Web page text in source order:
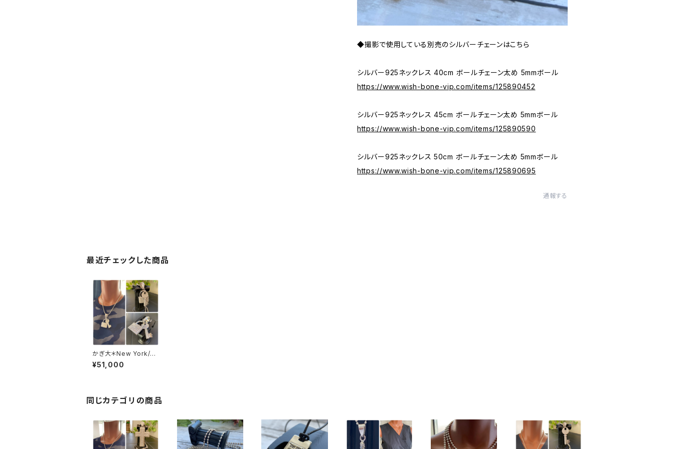
◆撮影で使用している別売のシルバーチェーンはこちら
シルバー925ネックレス 40cm ボールチェーン太め 5mmボール
https://www.wish-bone-vip.com/items/125890452
シルバー925ネックレス 45cm ボールチェーン太め 5mmボール
https://www.wish-bone-vip.com/items/125890590
シルバー925ネックレス 50cm ボールチェーン太め 5mmボール
https://www.wish-bone-vip.com/items/125890695
通報する
最近チェックした商品
かぎ大＊New York/U
SAインポートペンダン
トトップ｜BIGカギ・KEY
｜パヴェ・鍵デザイン
¥51,000
同じカテゴリの商品